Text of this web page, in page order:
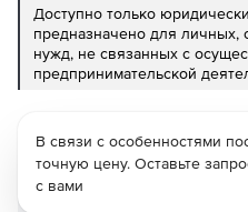
Доступно только
предназначено для
нужд, не связанных с
предпринимательской
В связи с особенностями
точную цену. Оставьте
с вами